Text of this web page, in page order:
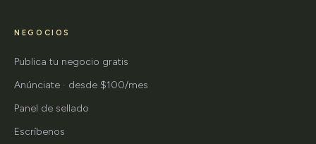
NEGOCIOS
Publica tu negocio gratis
Anúnciate · desde $100/mes
Panel de sellado
Escríbenos